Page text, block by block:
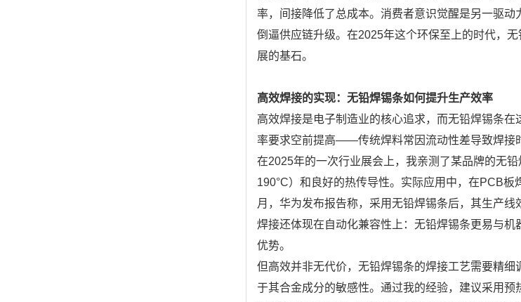
率，间接降低了总成本。消费者意识觉醒是另一驱
倒逼供应链升级。在2025年这个环保至上的时代，
展的基石。
高效焊接的实现：无铅焊锡条如何提升生产效率
高效焊接是电子制造业的核心追求，而无铅焊锡条
率要求空前提高——传统焊料常因流动性差导致焊接
在2025年的一次行业展会上，我亲测了某品牌的无
190°C）和良好的热传导性。实际应用中，在PCB
月，华为发布报告称，采用无铅焊锡条后，其生产
焊接还体现在自动化兼容性上：无铅焊锡条更易与
优势。
但高效并非无代价，无铅焊锡条的焊接工艺需要精
于其合金成分的敏感性。通过我的经验，建议采用